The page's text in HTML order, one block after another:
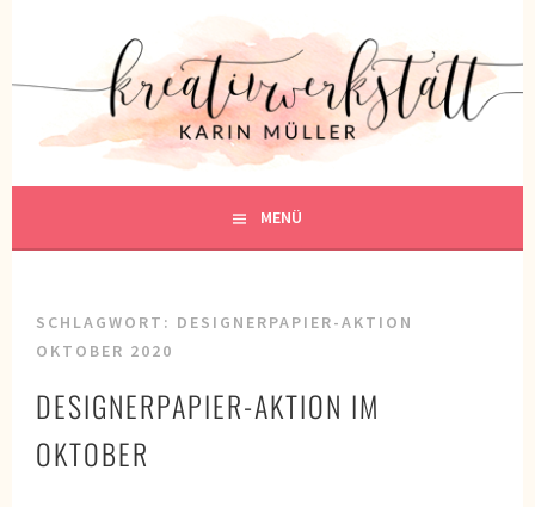
KREATIVWERKSTATT
KREATIV SEIN
MENÜ
SCHLAGWORT: DESIGNERPAPIER-AKTION
OKTOBER 2020
DESIGNERPAPIER-AKTION IM
OKTOBER